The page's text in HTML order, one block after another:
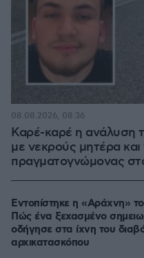
Καρέ-καρέ η ανάλυση
με νεκρούς μητέρα και
πραγματογνώμονας
08.08.2026, 08:36
Εντοπίστηκε η «Αράχνη»
Πώς ένα ξεχασμένο
οδήγησε στα ίχνη του
αρχικατασκόπου